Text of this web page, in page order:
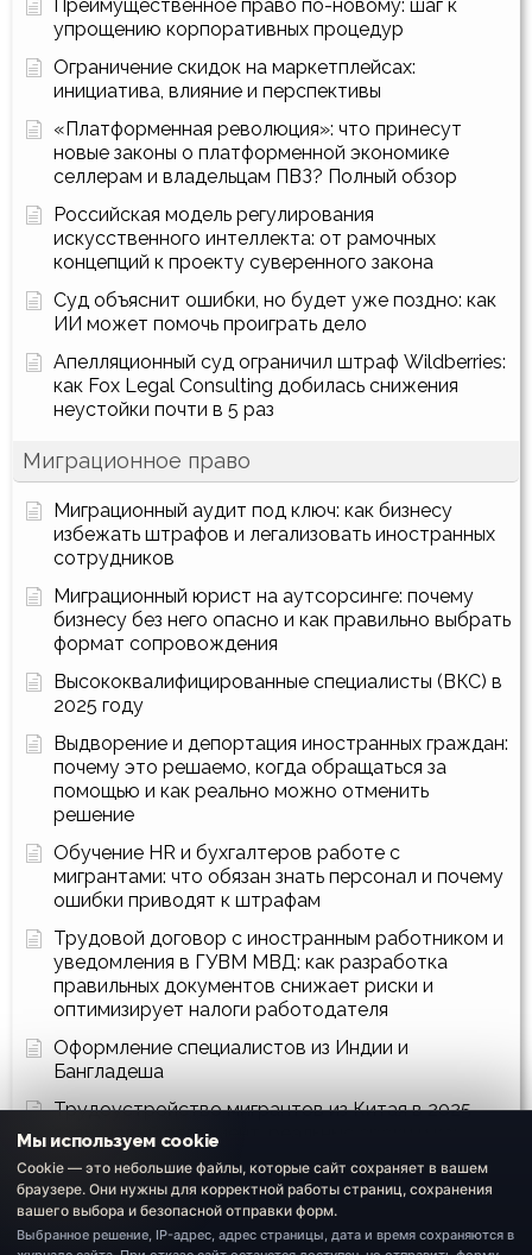
Преимущественное право по-новому: шаг к
упрощению корпоративных процедур
Ограничение скидок на маркетплейсах:
инициатива, влияние и перспективы
«Платформенная революция»: что принесут
новые законы о платформенной экономике
селлерам и владельцам ПВЗ? Полный обзор
Российская модель регулирования
искусственного интеллекта: от рамочных
концепций к проекту суверенного закона
Суд объяснит ошибки, но будет уже поздно: как
ИИ может помочь проиграть дело
Апелляционный суд ограничил штраф Wildberries:
как Fox Legal Consulting добилась снижения
неустойки почти в 5 раз
Миграционное право
Миграционный аудит под ключ: как бизнесу
избежать штрафов и легализовать иностранных
сотрудников
Миграционный юрист на аутсорсинге: почему
бизнесу без него опасно и как правильно выбрать
формат сопровождения
Высококвалифицированные специалисты (ВКС) в
2025 году
Выдворение и депортация иностранных граждан:
почему это решаемо, когда обращаться за
помощью и как реально можно отменить
решение
Обучение HR и бухгалтеров работе с
мигрантами: что обязан знать персонал и почему
ошибки приводят к штрафам
Трудовой договор с иностранным работником и
уведомления в ГУВМ МВД: как разработка
правильных документов снижает риски и
оптимизирует налоги работодателя
Оформление специалистов из Индии и
Бангладеша
Трудоустройство мигрантов из Китая в 2025
году: новый регламент, реальные сроки и как
пройти процедуру без рисков
Как собрать все документы для оформления
квоты и получения разрешения на привлечение
трудовых мигрантов из Индии и Китая: полный
Мы используем cookie
Cookie — это небольшие файлы, которые сайт сохраняет в вашем
браузере. Они нужны для корректной работы страниц, сохранения
вашего выбора и безопасной отправки форм.
Выбранное решение, IP-адрес, адрес страницы, дата и время сохраняются в